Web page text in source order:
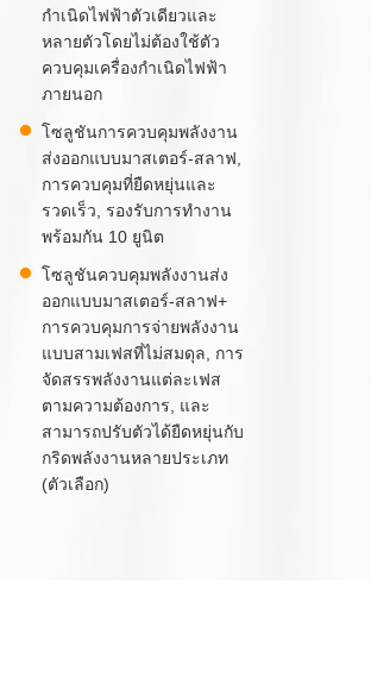
กำเนิดไฟฟ้าตัวเดียวและ
หลายตัวโดยไม่ต้องใช้ตัว
ควบคุมเครื่องกำเนิดไฟฟ้า
ภายนอก
โซลูชันการควบคุมพลังงาน
ส่งออกแบบมาสเตอร์-สลาฟ,
การควบคุมที่ยืดหยุ่นและ
รวดเร็ว, รองรับการทำงาน
พร้อมกัน 10 ยูนิต
โซลูชันควบคุมพลังงานส่ง
ออกแบบมาสเตอร์-สลาฟ+
การควบคุมการจ่ายพลังงาน
แบบสามเฟสที่ไม่สมดุล, การ
จัดสรรพลังงานแต่ละเฟส
ตามความต้องการ, และ
สามารถปรับตัวได้ยืดหยุ่นกับ
กริดพลังงานหลายประเภท
(ตัวเลือก)